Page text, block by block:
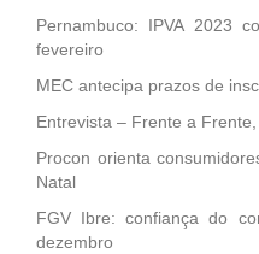
Pernambuco: IPVA 2023
fevereiro
MEC antecipa prazos de
Entrevista – Frente a
Procon orienta
Natal
FGV Ibre: confiança do
dezembro